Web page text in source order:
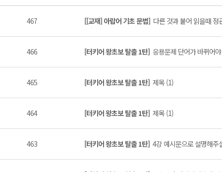
467 [[교재] 아랍어 기초 문법] 다른 것과 붙어 읽을때
466 [터키어 왕초보 탈출 1탄] 응용문제 단어가 바뀌어
465 [터키어 왕초보 탈출 1탄] 제목 (1)
464 [터키어 왕초보 탈출 1탄] 제목 (1)
463 [터키어 왕초보 탈출 1탄] 4강 예시문으로 설명해주